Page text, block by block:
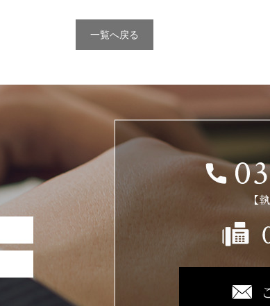
一覧へ戻る
【